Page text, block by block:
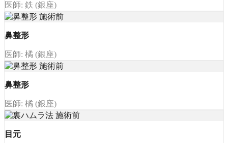
医師: 鉄 (銀座)
鼻整形
医師: 橘 (銀座)
鼻整形
医師: 橘 (銀座)
目元